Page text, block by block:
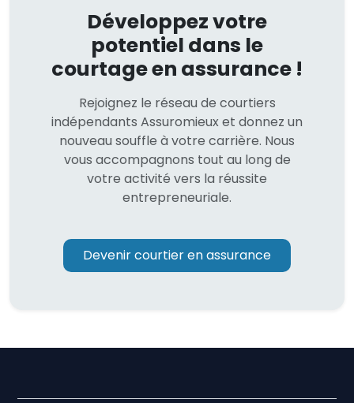
Développez votre
potentiel dans le
courtage en assurance !
Rejoignez le réseau de courtiers
indépendants Assuromieux et donnez un
nouveau souffle à votre carrière. Nous
vous accompagnons tout au long de
votre activité vers la réussite
entrepreneuriale.
Devenir courtier en assurance